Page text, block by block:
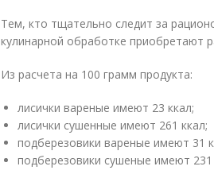
Тем, кто тщательно следит за
кулинарной обработке приобретают
Из расчета на 100 грамм продукта:
лисички вареные имеют 23 ккал;
лисички сушенные имеют 261 ккал;
подберезовики вареные имеют 31
подберезовики сушеные имеют 231